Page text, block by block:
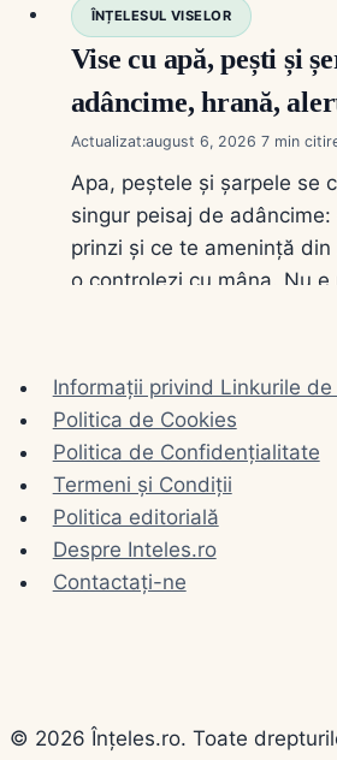
cu X”; e harta pe care o
simbolul, dar nu știi…
ÎNȚELESUL VISELOR
Vise cu apă, pești și
adâncime, hrană,
Actualizat:august 6, 2026 7
Apa, peștele și șarpele se
singur peisaj de
prinzi și ce te amenință
o controlezi cu mâna. Nu e
prinzi, omori) și de distanță
pe…
Informații privind Linkurile
Politica de Cookies
Politica de Confidențialitate
Termeni și Condiții
Politica editorială
Despre Inteles.ro
Contactați-ne
© 2026 Înțeles.ro. Toate